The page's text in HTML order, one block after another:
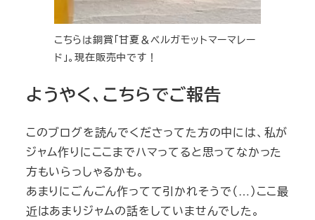
こちらは銅賞「甘夏＆ベルガモットマーマレー
ド」。現在販売中です！
ようやく、こちらでご報告
このブログを読んでくださってた方の中には、私が
ジャム作りにここまでハマってると思ってなかった
方もいらっしゃるかも。
あまりにごんごん作ってて引かれそうで（…）ここ最
近はあまりジャムの話をしていませんでした。